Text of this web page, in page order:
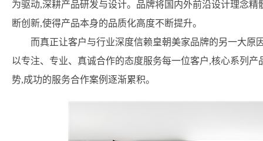
为驱动,深耕产品研发与设计。品牌将国内外前沿设计理念
断创新,使得产品本身的品质化高度不断提升。
而真正让客户与行业深度信赖皇朝美家品牌的另一大原
以专注、专业、真诚合作的态度服务每一位客户,核心系列
势,成功的服务合作案例逐渐累积。